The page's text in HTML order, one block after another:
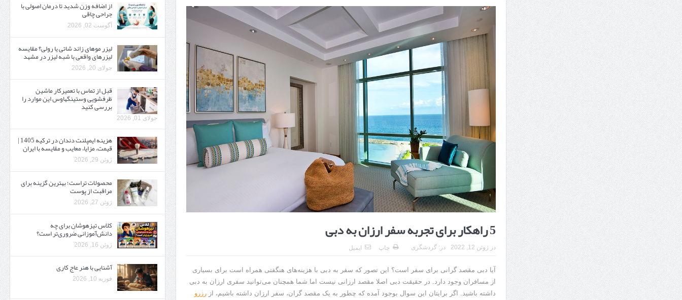
هزینه ایمپلنت دندان در ترکیه 1405 | قیمت، مزایا، معایب و مقایسه با ایران
محصولات تراست؛ بهترین گزینه برای مراقبت از پوست
کلاس تیزهوشان برای چه دانش‌آموزانی ضروری‌تر است؟
آشنایی با هنر عاج کاری
7 سوئیت محبوب مشهد نزدیک حرم با غذا و نظر مسافران
درمان ترک های پوستی با لیزر در مشهد | لیزر فوتونا برای بهبود قطعی استریا
طراحی در خدمت نظم؛ از قفسه ‌های یک‌ طرفه تا دو طرفه، روایت هوشمندی در معماری فروشگاه
5 راهکار برای تجربه سفر ارزان به دبی
در ژوئن 12, 2022 در: گردشگری چاپ ایمیل
آیا دبی مقصد گرانی برای سفر است؟ این تصور که سفر به دبی با هزینه‌های هنگفتی همراه است برای بسیاری
از مسافران وجود دارد. در حقیقت دبی اصلا مقصد ارزانی نیست اما شما همچنان می‌توانید سفری ارزان به دبی
داشته باشید. اگر برایتان این سوال بوجود آمده که چطور به یک مقصد گران، سفر ارزان داشته باشیم، از رزرو
از اضافه وزن شدید تا درمان اصولی با
جراحی چاقی
آگوست 02, 2026
لیزر موهای زائد شاتی یا رولی؟ مقایسه
لیزرهای واقعی با شبه‌ لیزر در مشهد
جولای 20, 2026
قبل از تماس با تعمیرکار ماشین
ظرفشویی وستینگهاوس این موارد را
بررسی کنید
جولای 01, 2026
هزینه ایمپلنت دندان در ترکیه 1405 |
قیمت، مزایا، معایب و مقایسه با ایران
ژوئن 29, 2026
محصولات تراست؛ بهترین گزینه برای
مراقبت از پوست
ژوئن 27, 2026
کلاس تیزهوشان برای چه
دانش‌آموزانی ضروری‌تر است؟
ژوئن 16, 2026
آشنایی با هنر عاج کاری
فوریه 10, 2026